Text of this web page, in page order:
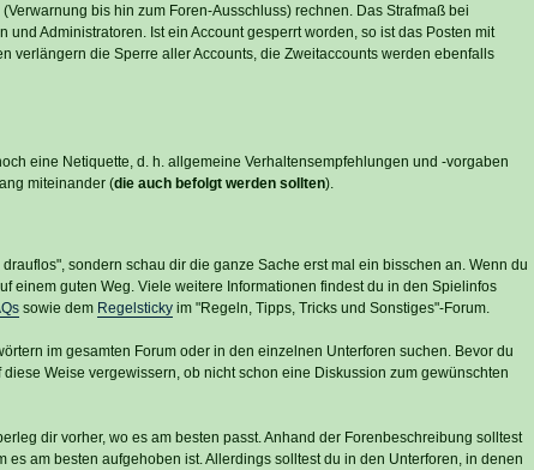
bis hin zum Foren-Ausschluss) rechnen. Das Strafmaß bei
und Administratoren. Ist ein Account gesperrt worden, so ist das Posten mit
verlängern die Sperre aller Accounts, die Zweitaccounts werden ebenfalls
eine Netiquette, d. h. allgemeine Verhaltensempfehlungen und -vorgaben
miteinander (die auch befolgt werden sollten).
sondern schau dir die ganze Sache erst mal ein bisschen an. Wenn du
einem guten Weg. Viele weitere Informationen findest du in den Spielinfos
sowie dem Regelstickyim "Regeln, Tipps, Tricks und Sonstiges"-Forum.
im gesamten Forum oder in den einzelnen Unterforen suchen. Bevor du
Weise vergewissern, ob nicht schon eine Diskussion zum gewünschten
dir vorher, wo es am besten passt. Anhand der Forenbeschreibung solltest
am besten aufgehoben ist. Allerdings solltest du in den Unterforen, in denen